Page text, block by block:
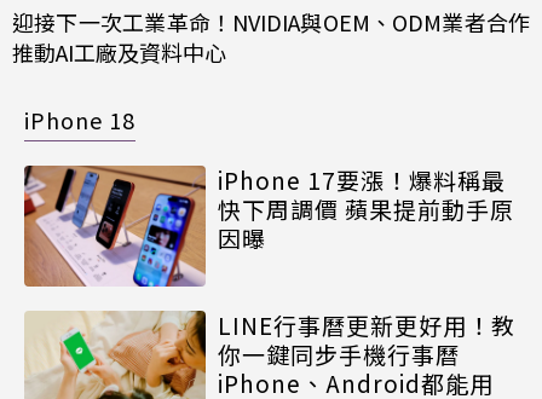
迎接下一次工業革命！NVIDIA與OEM、ODM業者合作
推動AI工廠及資料中心
iPhone 18
iPhone 17要漲！爆料稱最
快下周調價 蘋果提前動手原
因曝
LINE行事曆更新更好用！教
你一鍵同步手機行事曆
iPhone、Android都能用